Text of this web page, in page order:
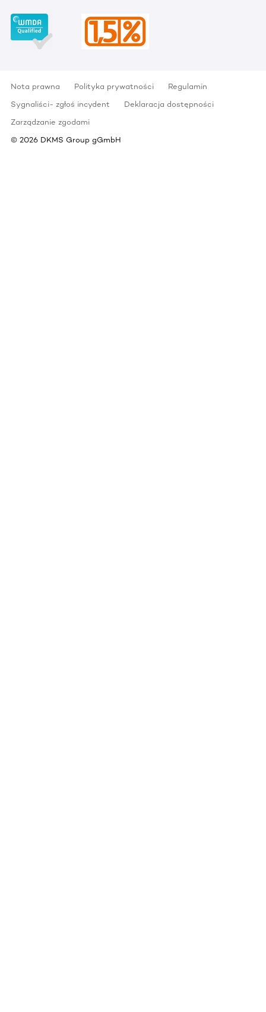
Nota prawna Polityka prywatności
Regulamin
Sygnaliści- zgłoś incydent
Deklaracja dostępności
Zarządzanie zgodami
© 2026 DKMS Group gGmbH